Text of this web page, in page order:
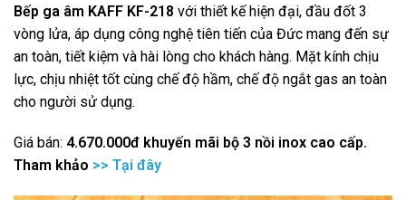
Bếp ga âm KAFF KF-218 với thiết kế hiện đại, đầu đốt 3
vòng lửa, áp dụng công nghệ tiên tiến của Đức mang đến sự
an toàn, tiết kiệm và hài lòng cho khách hàng. Mặt kính chịu
lực, chịu nhiệt tốt cùng chế độ hầm, chế độ ngắt gas an toàn
cho người sử dụng.
Giá bán: 4.670.000đ khuyến mãi bộ 3 nồi inox cao cấp.
Tham khảo >> Tại đây